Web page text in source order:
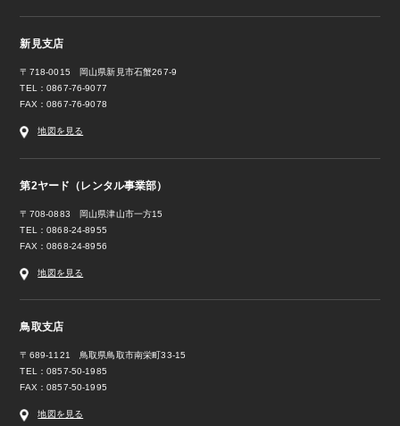
新見支店
〒718-0015 岡山県新見市石蟹267-9
TEL：0867-76-9077
FAX：0867-76-9078
地図を見る
第2ヤード（レンタル事業部）
〒708-0883 岡山県津山市一方15
TEL：0868-24-8955
FAX：0868-24-8956
地図を見る
鳥取支店
〒689-1121 鳥取県鳥取市南栄町33-15
TEL：0857-50-1985
FAX：0857-50-1995
地図を見る